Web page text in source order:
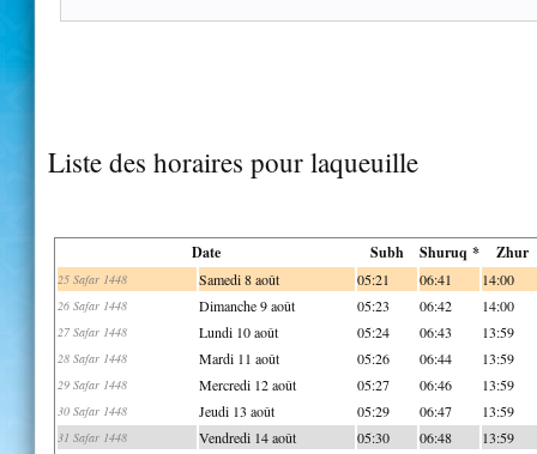
Liste des horaires pour laqueuille
Date Subh Shuruq * Zhur
25 Safar 1448 Samedi 8 août 05:21 06:41 14:00
26 Safar 1448 Dimanche 9 août 05:23 06:42 14:00
27 Safar 1448 Lundi 10 août 05:24 06:43 13:59
28 Safar 1448 Mardi 11 août 05:26 06:44 13:59
29 Safar 1448 Mercredi 12 août 05:27 06:46 13:59
30 Safar 1448 Jeudi 13 août 05:29 06:47 13:59
31 Safar 1448 Vendredi 14 août 05:30 06:48 13:59